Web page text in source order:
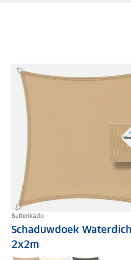
Buitenkado
Schaduwdoek
2x2m